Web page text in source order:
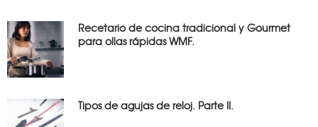
Recetario de cocina tradicional y Gourmet
para ollas rápidas WMF.
Tipos de agujas de reloj. Parte II.